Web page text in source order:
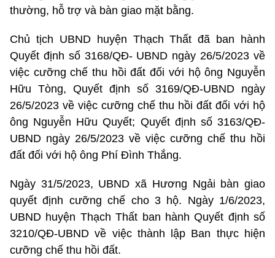
thường, hỗ trợ và bàn giao mặt bằng.
Chủ tịch UBND huyện Thạch Thất đã ban hành
Quyết định số 3168/QĐ- UBND ngày 26/5/2023 về
việc cưỡng chế thu hồi đất đối với hộ ông Nguyễn
Hữu Tòng, Quyết định số 3169/QĐ-UBND ngày
26/5/2023 về việc cưỡng chế thu hồi đất đối với hộ
ông Nguyễn Hữu Quyết; Quyết định số 3163/QĐ-
UBND ngày 26/5/2023 về việc cưỡng chế thu hồi
đất đối với hộ ông Phí Đình Thắng.
Ngày 31/5/2023, UBND xã Hương Ngải bàn giao
quyết định cưỡng chế cho 3 hộ. Ngày 1/6/2023,
UBND huyện Thạch Thất ban hành Quyết định số
3210/QĐ-UBND về việc thành lập Ban thực hiện
cưỡng chế thu hồi đất.